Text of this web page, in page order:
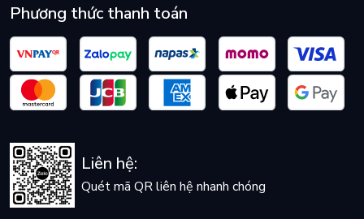
Phương thức thanh toán
Liên hệ:
Quét mã QR liên hệ nhanh chóng